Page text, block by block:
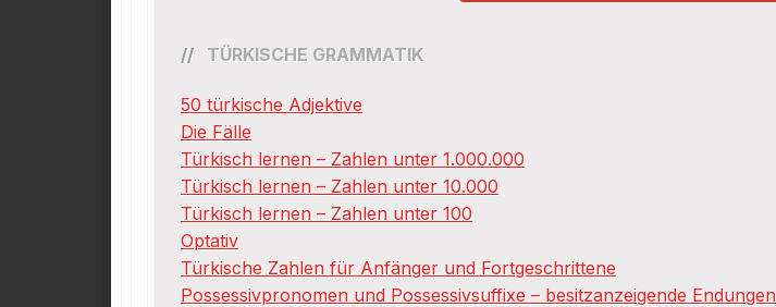
TÜRKISCHE GRAMMATIK
50 türkische Adjektive
Die Fälle
Türkisch lernen – Zahlen unter 1.000.000
Türkisch lernen – Zahlen unter 10.000
Türkisch lernen – Zahlen unter 100
Optativ
Türkische Zahlen für Anfänger und Fortgeschrittene
Possessivpronomen und Possessivsuffixe – besitzanzeigende Endungen